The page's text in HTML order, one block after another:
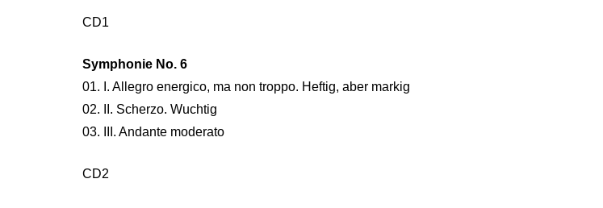
CD1
Symphonie No. 6
01. I. Allegro energico, ma non troppo. Heftig, aber markig
02. II. Scherzo. Wuchtig
03. III. Andante moderato
CD2